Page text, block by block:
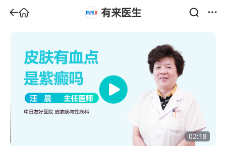
有来医生
02:18